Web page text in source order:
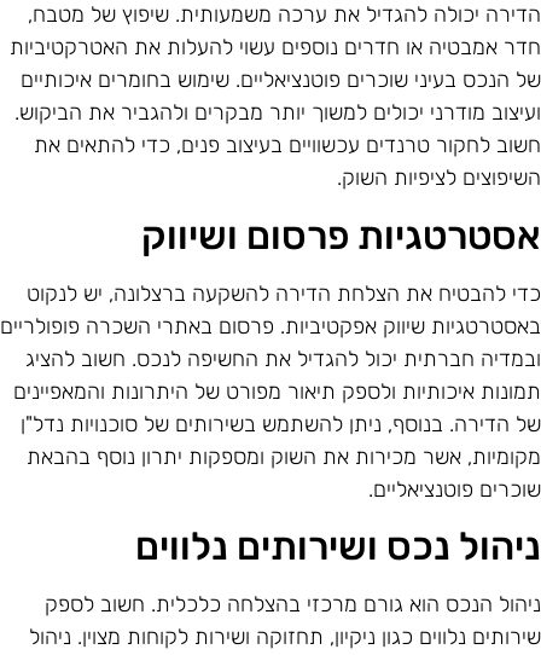
יכולה להגדיל את ערכה משמעותית. שיפוץ של מטבח,
אמבטיה או חדרים נוספים עשוי להעלות את האטרקטיביות
הנכס בעיני שוכרים פוטנציאליים. שימוש בחומרים איכותיים
מודרני יכולים למשוך יותר מבקרים ולהגביר את הביקוש.
לחקור טרנדים עכשוויים בעיצוב פנים, כדי להתאים את
לציפיות השוק.
פרסום ושיווק
להבטיח את הצלחת הדירה להשקעה ברצלונה, יש לנקוט
שיווק אפקטיביות. פרסום באתרי השכרה פופולריים
חברתית יכול להגדיל את החשיפה לנכס. חשוב להציג
איכותיות ולספק תיאור מפורט של היתרונות והמאפיינים
הדירה. בנוסף, ניתן להשתמש בשירותים של סוכנויות נדל"ן
אשר מכירות את השוק ומספקות יתרון נוסף בהבאת
פוטנציאליים.
נכס ושירותים נלווים
הנכס הוא גורם מרכזי בהצלחה כלכלית. חשוב לספק
נלווים כגון ניקיון, תחזוקה ושירות לקוחות מצוין. ניהול